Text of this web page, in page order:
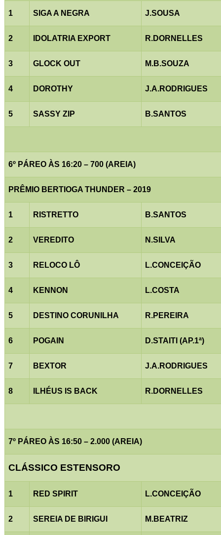
1 SIGA A NEGRA J.SOUSA
2 IDOLATRIA EXPORT R.DORNELLES
3 GLOCK OUT M.B.SOUZA
4 DOROTHY J.A.RODRIGUES
5 SASSY ZIP B.SANTOS
6º PÁREO ÀS 16:20 – 700 (AREIA)
PRÊMIO BERTIOGA THUNDER – 2019
1 RISTRETTO B.SANTOS
2 VEREDITO N.SILVA
3 RELOCO LÔ L.CONCEIÇÃO
4 KENNON L.COSTA
5 DESTINO CORUNILHA R.PEREIRA
6 POGAIN D.STAITI (AP.1ª)
7 BEXTOR J.A.RODRIGUES
8 ILHÉUS IS BACK R.DORNELLES
7º PÁREO ÀS 16:50 – 2.000 (AREIA)
CLÁSSICO ESTENSORO
1 RED SPIRIT L.CONCEIÇÃO
2 SEREIA DE BIRIGUI M.BEATRIZ